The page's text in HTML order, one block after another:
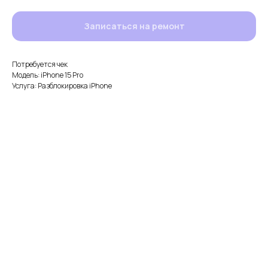
Записаться на ремонт
Потребуется чек
Модель: iPhone 15 Pro
Услуга: Разблокировка iPhone